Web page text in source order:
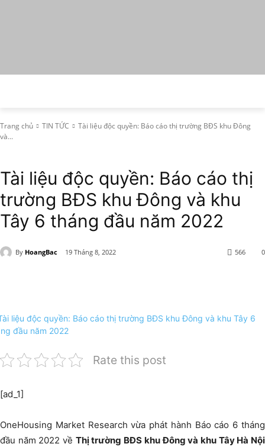
Trang chủ TIN TỨC
Tài liệu độc quyền: Báo cáo thị trường BĐS khu Đông
và...
Tài liệu độc quyền: Báo cáo thị
trường BĐS khu Đông và khu
Tây 6 tháng đầu năm 2022
By HoangBac 19 Tháng 8, 2022 0
566
Rate this post
[ad_1]
OneHousing Market Research vừa phát hành Báo cáo 6 tháng
đầu năm 2022 về Thị trường BĐS khu Đông và khu Tây Hà Nội